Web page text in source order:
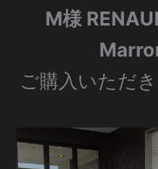
M様
ご購入いただ